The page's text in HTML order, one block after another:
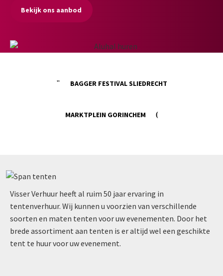
Bekijk ons aanbod
BAGGER FESTIVAL SLIEDRECHT
MARKTPLEIN GORINCHEM
Visser Verhuur heeft al ruim 50 jaar ervaring in
tentenverhuur. Wij kunnen u voorzien van verschillende
soorten en maten tenten voor uw evenementen. Door het
brede assortiment aan tenten is er altijd wel een geschikte
tent te huur voor uw evenement.